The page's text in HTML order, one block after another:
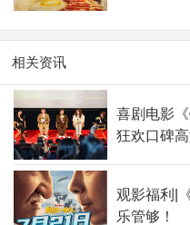
相关资讯
喜剧电影
狂欢口碑高
观影福利|
乐管够！